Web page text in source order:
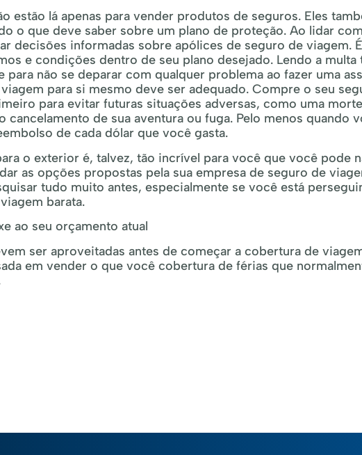
estão lá apenas para vender produtos de seguros. Eles
o que deve saber sobre um plano de proteção. Ao lidar
decisões informadas sobre apólices de seguro de viagem.
e condições dentro de seu plano desejado. Lendo a multa
não se deparar com qualquer problema ao fazer uma
para si mesmo deve ser adequado. Compre o seu
para evitar futuras situações adversas, como uma
cancelamento de sua aventura ou fuga. Pelo menos quando
de cada dólar que você gasta.
o exterior é, talvez, tão incrível para você que você pode
as opções propostas pela sua empresa de seguro de
tudo muito antes, especialmente se você está
barata.
ao seu orçamento atual
ser aproveitadas antes de começar a cobertura de
em vender o que você cobertura de férias que